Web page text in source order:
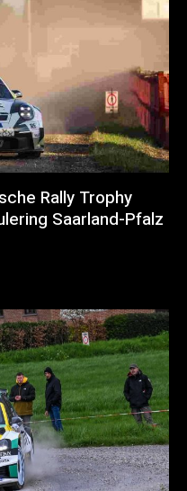
Rally Trophy
Saarland-Pfalz